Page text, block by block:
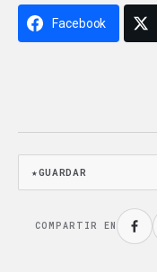
Facebook
★GUARDAR
COMPARTIR EN